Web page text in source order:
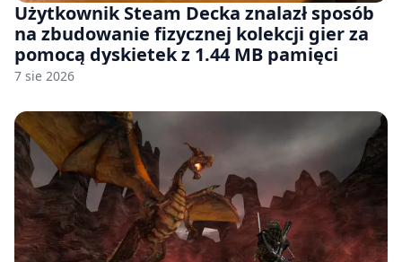
Użytkownik Steam Decka znalazł sposób
na zbudowanie fizycznej kolekcji gier za
pomocą dyskietek z 1.44 MB pamięci
7 sie 2026